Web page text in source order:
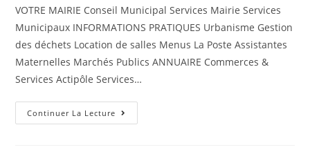
VOTRE MAIRIE Conseil Municipal Services Mairie Services
Municipaux INFORMATIONS PRATIQUES Urbanisme Gestion
des déchets Location de salles Menus La Poste Assistantes
Maternelles Marchés Publics ANNUAIRE Commerces &
Services Actipôle Services…
Continuer La Lecture